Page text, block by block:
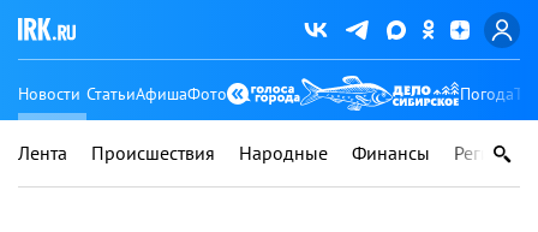
Новости СтатьиАфишаФото Погода
Лента Происшествия Народные Финансы Регионы